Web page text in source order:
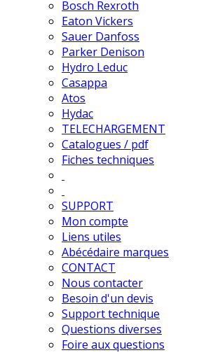
Bosch Rexroth
Eaton Vickers
Sauer Danfoss
Parker Denison
Hydro Leduc
Casappa
Atos
Hydac
TELECHARGEMENT
Catalogues / pdf
Fiches techniques
SUPPORT
Mon compte
Liens utiles
Abécédaire marques
CONTACT
Nous contacter
Besoin d'un devis
Support technique
Questions diverses
Foire aux questions